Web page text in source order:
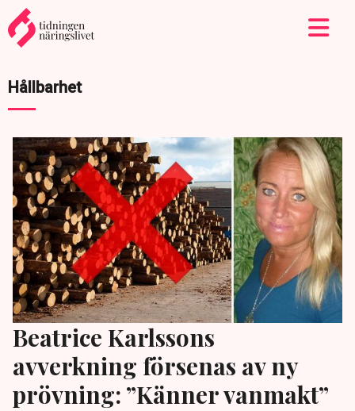
Hållbarhet
Beatrice Karlssons
avverkning försenas av ny
prövning: ”Känner vanmakt”